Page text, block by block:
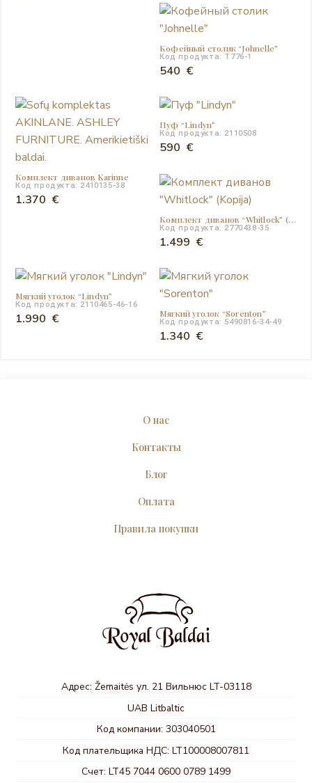
Кофейный столик “Johnelle”
Код продукта: T776-1
540 €
Комплект диванов Karinne
Код продукта: 2410135-38
1.370 €
Пуф “Lindyn”
Код продукта: 2110508
590 €
Комплект диванов “Whitlock” (Kopija)
Код продукта: 2770438-35
1.499 €
Мягкий уголок “Lindyn”
Код продукта: 2110465-46-16
1.990 € Мягкий уголок “Sorenton”
Код продукта: 5490816-34-49
1.340 €
О нас
Контакты
Блог
Оплата
Правила покупки
Адрес: Žemaitės ул. 21 Вильнюс LT-03118
UAB Litbaltic
Код компании: 303040501
Код плательщика НДС: LT100008007811
Счет: LT45 7044 0600 0789 1499